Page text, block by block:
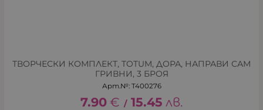
ТВОРЧЕСКИ КОМПЛЕКТ, TOTUM, ДОРА, НАПРАВИ САМ
ГРИВНИ, 3 БРОЯ
Арт.№: T400276
7.90 € / 15.45 лв.